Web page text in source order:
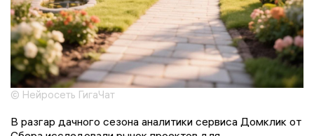
© Нейросеть ГигаЧат
В разгар дачного сезона аналитики сервиса Домклик от